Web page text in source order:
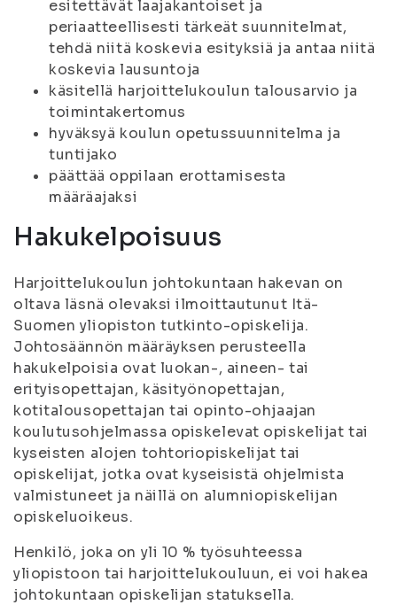
esitettävät laajakantoiset ja
periaatteellisesti tärkeät suunnitelmat,
tehdä niitä koskevia esityksiä ja antaa niitä
koskevia lausuntoja
käsitellä harjoittelukoulun talousarvio ja
toimintakertomus
hyväksyä koulun opetussuunnitelma ja
tuntijako
päättää oppilaan erottamisesta
määräajaksi
Hakukelpoisuus
Harjoittelukoulun johtokuntaan hakevan on
oltava läsnä olevaksi ilmoittautunut Itä-
Suomen yliopiston tutkinto-opiskelija.
Johtosäännön määräyksen perusteella
hakukelpoisia ovat luokan-, aineen- tai
erityisopettajan, käsityönopettajan,
kotitalousopettajan tai opinto-ohjaajan
koulutusohjelmassa opiskelevat opiskelijat tai
kyseisten alojen tohtoriopiskelijat tai
opiskelijat, jotka ovat kyseisistä ohjelmista
valmistuneet ja näillä on alumniopiskelijan
opiskeluoikeus.
Henkilö, joka on yli 10 % työsuhteessa
yliopistoon tai harjoittelukouluun, ei voi hakea
johtokuntaan opiskelijan statuksella.